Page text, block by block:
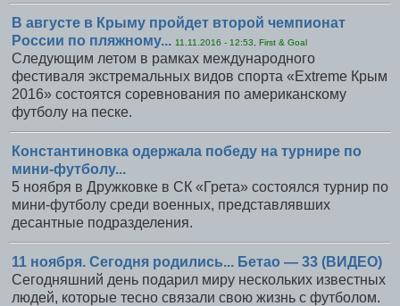
В августе в Крыму пройдет второй чемпионат
России по пляжному... 11.11.2016 - 12:53, First & Goal
Следующим летом в рамках международного
фестиваля экстремальных видов спорта «Extreme Крым
2016» состоятся соревнования по американскому
футболу на песке.
Константиновка одержала победу на турнире по
мини-футболу...
5 ноября в Дружковке в СК «Грета» состоялся турнир по
мини-футболу среди военных, представлявших
десантные подразделения.
11 ноября. Сегодня родились... Бетао — 33 (ВИДЕО)
Сегодняшний день подарил миру нескольких известных
людей, которые тесно связали свою жизнь с футболом.